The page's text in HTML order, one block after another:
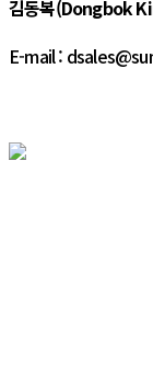
김동복(Dongbok
E-mail :